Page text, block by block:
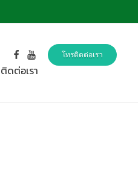
โทรติดต่อเรา
ติดต่อเรา